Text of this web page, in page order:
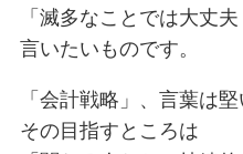
「滅多なことでは大丈
言いたいものです。
「会計戦略」、言葉は堅
その目指すところは